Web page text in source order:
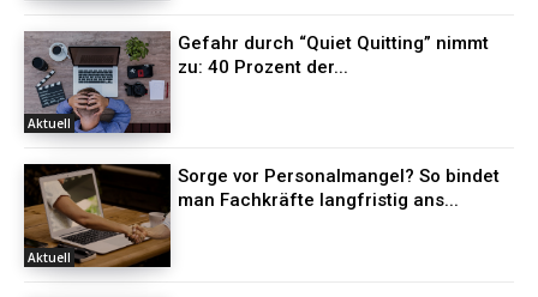
Aktuell
Gefahr durch “Quiet Quitting” nimmt
zu: 40 Prozent der...
Aktuell
Sorge vor Personalmangel? So bindet
man Fachkräfte langfristig ans...